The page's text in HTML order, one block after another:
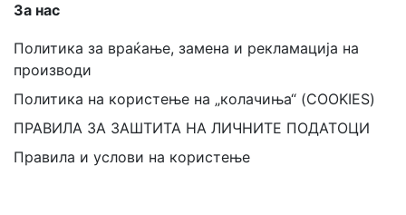
За нас
Политика за враќање, замена и рекламација на
производи
Политика на користење на „колачиња“ (COOKIES)
ПРАВИЛА ЗА ЗАШТИТА НА ЛИЧНИТЕ ПОДАТОЦИ
Правила и услови на користење